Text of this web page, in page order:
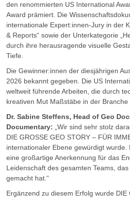
den renommierten US International
Award prämiert. Die
internationale Expert:innen-Jury in der
& Reports“ sowie der Unterkategorie
durch ihre herausragende visuelle
Tiefe.
Die Gewinner:innen der diesjährigen
2026 bekannt gegeben. Die US
weltweit führende Arbeiten, die durch
kreativen Mut Maßstäbe in der Branche
Dr. Sabine Steffens, Head of Geo
Documentary: „Wir sind sehr stolz
DIE GROSSE GEO STORY – FÜR
internationaler Ebene gewürdigt wurde.
eine großartige Anerkennung für das
Leidenschaft des gesamten Teams,
gemacht hat.“
Ergänzend zu diesem Erfolg wurde DIE